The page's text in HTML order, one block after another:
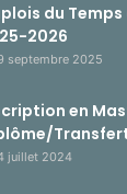
du
2026
septembre 2025
en
juillet 2024